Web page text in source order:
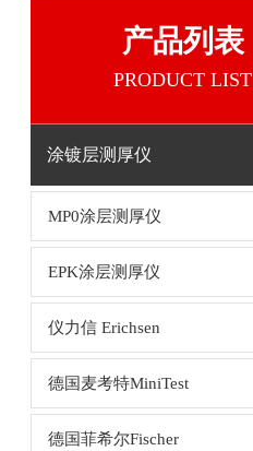
产品列表
PRODUCT LIST
涂镀层测厚仪
MP0涂层测厚仪
EPK涂层测厚仪
仪力信 Erichsen
德国麦考特MiniTest
德国菲希尔Fischer